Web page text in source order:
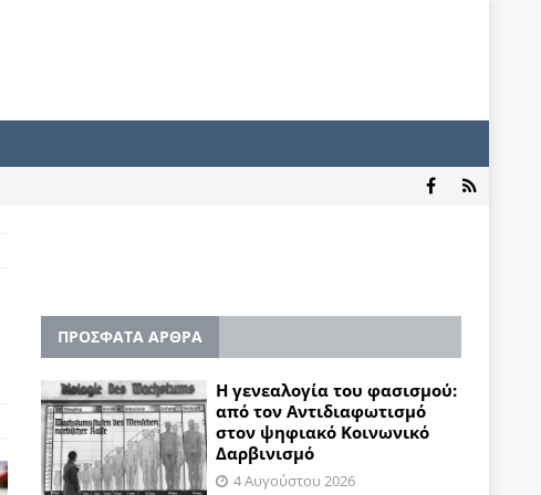
ΠΡΟΣΦΑΤΑ ΑΡΘΡΑ
Η γενεαλογία του φασισμού:
από τον Αντιδιαφωτισμό
στον ψηφιακό Κοινωνικό
Δαρβινισμό
4 Αυγούστου 2026